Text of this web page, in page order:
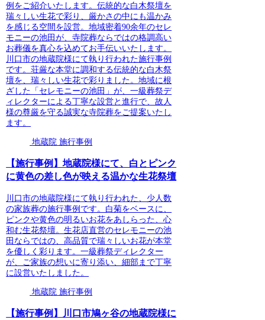
例をご紹介いたします。伝統的な白木祭壇を
瑞々しい生花で彩り、厳かさの中にも温かみ
を感じる空間を設営。地域密着90余年のセレ
モニーの池田が、寺院葬ならではの格調高い
お葬儀を真心を込めてお手伝いいたします。
川口市の地蔵院様にて執り行われた施行事例
です。荘厳な本堂に調和する伝統的な白木祭
壇を、瑞々しい生花で彩りました。地域に根
ざした「セレモニーの池田」が、一級葬祭デ
ィレクターによる丁寧な設営と進行で、故人
様の尊厳を守る誠実な寺院葬をご提案いたし
ます。
地蔵院 施行事例
【施行事例】地蔵院様にて、白とピンク
に黄色の差し色が映える温かな生花祭壇
川口市の地蔵院様にて執り行われた、少人数
の家族葬の施行事例です。白菊をベースに、
ピンクや黄色の明るいお花をあしらった、心
和む生花祭壇。生花店直営のセレモニーの池
田ならではの、高品質で瑞々しいお花が本堂
を優しく彩ります。一級葬祭ディレクター
が、ご家族の想いに寄り添い、細部まで丁寧
に設営いたしました。
地蔵院 施行事例
【施行事例】川口市鳩ヶ谷の地蔵院様に